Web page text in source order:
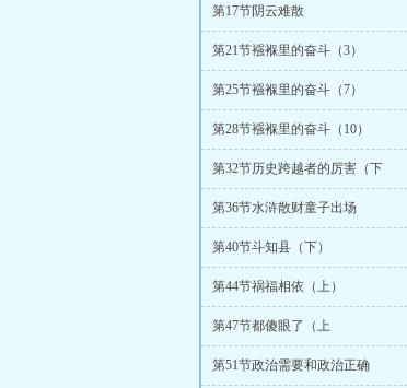
第17节阴云难散
第21节襁褓里的奋斗（3）
第25节襁褓里的奋斗（7）
第28节襁褓里的奋斗（10）
第32节历史跨越者的厉害（下
第36节水浒散财童子出场
第40节斗知县（下）
第44节祸福相依（上）
第47节都傻眼了（上
第51节政治需要和政治正确